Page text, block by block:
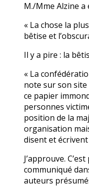
M./Mme Alzine a
« La chose la
bêtise et
Il y a pire : la
« La
note sur son site
ce papier
personnes
position de la
organisation
disent et
J’approuve.
communiqué
auteurs